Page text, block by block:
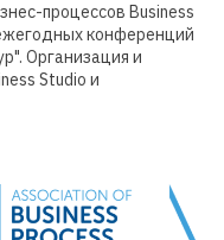
процессов Business
конференций
Организация и
Studio и